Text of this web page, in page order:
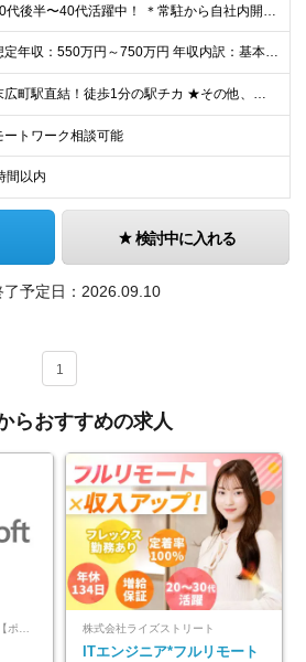
＊30代後半〜40代活躍中！ ＊常駐から自社内開発へ移行したい方大歓迎 ◆Javaでの開発実務2年以上 ◆大卒以上 ★求める人物像： ・客先常駐を卒業し、自社で腰を据えて働きたい方 ・要件定義や設
★想定年収：550万円～750万円 年収内訳：基本12ヶ月＋賞与2回（計3ヶ月分）※初年度以外 ◆月給366,667円～500,000円 ※個人の経験やスキルを考慮し、金額を決定します。 ※基本給：
★末広町駅直結！徒歩1分の駅チカ ★その他、秋葉原、仲御徒町、上野御徒町、湯島駅より徒歩圏内 ◆本社 東京都千代田区外神田3-16-8 秋葉原三和東洋ビル3階 ※変更の範囲：上記を除く当社関連勤務
ートワーク相談可能
間以内
検討中に入れる
予定日： 2026.09.10
1
らおすすめの求人
日本マイクロソフト株式会社【ポジションマッチ登録】 株式会社ライズストリート
ITエンジニア*フルリモート